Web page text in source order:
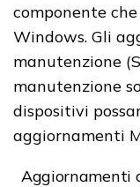
componente
Windows. Gli
manutenzione
manutenzione
dispositivi
aggiornamenti
Aggiornamenti